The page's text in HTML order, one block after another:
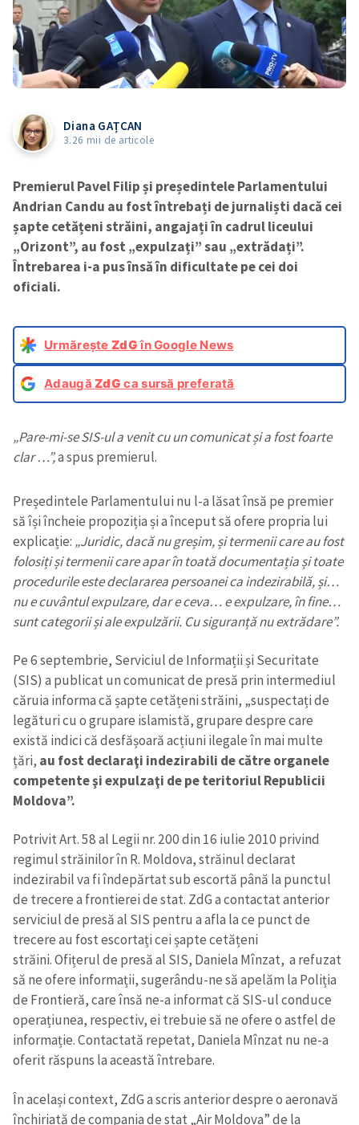
Diana GAȚCAN
3.26 mii de articole
Premierul Pavel Filip și președintele Parlamentului
Andrian Candu au fost întrebați de jurnaliști dacă cei
șapte cetățeni străini, angajați în cadrul liceului
„Orizont”, au fost „expulzați” sau „extrădați”.
Întrebarea i-a pus însă în dificultate pe cei doi
oficiali.
Urmărește ZdGîn Google News
AdaugăZdG ca sursă preferată
„Pare-mi-se SIS-ul a venit cu un comunicat și a fost foarte
clar …”,a spus premierul.
Președintele Parlamentului nu l-a lăsat însă pe premier
să își încheie propoziția și a început să ofere propria lui
explicație: „Juridic, dacă nu greșim, și termenii care au fost
folosiți și termenii care apar în toată documentația și toate
procedurile este declararea persoanei ca indezirabilă, și…
nu e cuvântul expulzare, dar e ceva… e expulzare, în fine…
sunt categorii și ale expulzării. Cu siguranță nu extrădare”.
Pe 6 septembrie, Serviciul de Informații și Securitate
(SIS) a publicat un comunicat de presă prin intermediul
căruia informa că șapte cetățeni străini, „suspectați de
legături cu o grupare islamistă, grupare despre care
există indici că desfășoară acțiuni ilegale în mai multe
țări, au fost declaraţi indezirabili de către organele
competente şi expulzaţi de pe teritoriul Republicii
Moldova”.
Potrivit Art. 58 al Legii nr. 200 din 16 iulie 2010 privind
regimul străinilor în R. Moldova, străinul declarat
indezirabil va fi îndepărtat sub escortă până la punctul
de trecere a frontierei de stat. ZdG a contactat anterior
serviciul de presă al SIS pentru a afla la ce punct de
trecere au fost escortați cei șapte cetățeni
străini. Ofițerul de presă al SIS, Daniela Mînzat, a refuzat
să ne ofere informații, sugerându-ne să apelăm la Poliția
de Frontieră, care însă ne-a informat că SIS-ul conduce
operațiunea, respectiv, ei trebuie să ne ofere o astfel de
informație. Contactată repetat, Daniela Mînzat nu ne-a
oferit răspuns la această întrebare.
În același context, ZdG a scris anterior despre o aeronavă
închiriată de compania de stat „Air Moldova” de la